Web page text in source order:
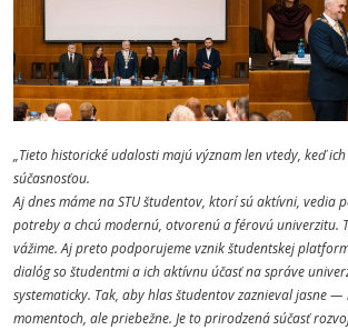
„Tieto historické udalosti majú význam len vtedy, keď
súčasnosťou.
Aj dnes máme na STU študentov, ktorí sú aktívni, vedia
potreby a chcú modernú, otvorenú a férovú univerzitu.
vážime. Aj preto podporujeme vznikštudentskej
dialóg so študentmi a ich aktívnu účasť na správe
systematicky. Tak, aby hlas študentov zaznieval jasne
momentoch, ale priebežne. Je to prirodzená súčasť